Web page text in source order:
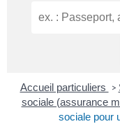
Accueil particuliers >
sociale (assurance
sociale pour